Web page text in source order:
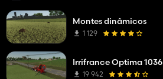
Montes dinâmicos
1 129
Irrifrance Optima 1036
19 942